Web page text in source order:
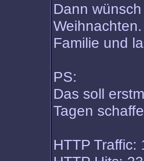
Dann
Familie und
PS:
Das soll
Tagen
HTTP Traffic: